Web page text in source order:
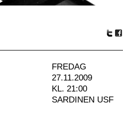
FREDAG
27.11.2009
KL. 21:00
SARDINEN USF